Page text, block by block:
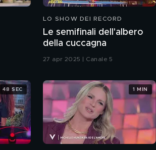
LO SHOW DEI RECORD
Le semifinali dell'albero
della cuccagna
27 apr 2025 | Canale 5
48 SEC 1 MIN